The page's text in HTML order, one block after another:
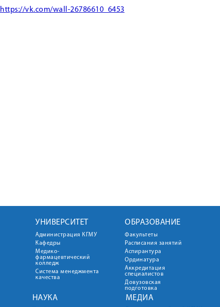
https://vk.com/wall-26786610_6453
УНИВЕРСИТЕТ
Администрация КГМУ
Кафедры
Медико-
фармацевтический
колледж
Система менеджмента
качества
ОБРАЗОВАНИЕ
Факультеты
Расписания занятий
Аспирантура
Ординатура
Аккредитация
специалистов
Довузовская
подготовка
НАУКА МЕДИА